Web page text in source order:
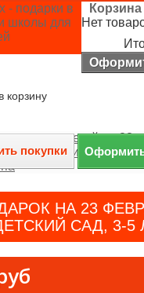
Корзина
Нет
корзину
покупки Оформить
НА 23
САД, 3-5